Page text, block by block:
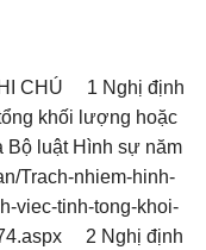
CHÚ 1 Nghị định
khối lượng hoặc
Bộ luật Hình sự năm
Trach-nhiem-hinh-
viec-tinh-tong-khoi-
2 Nghị định